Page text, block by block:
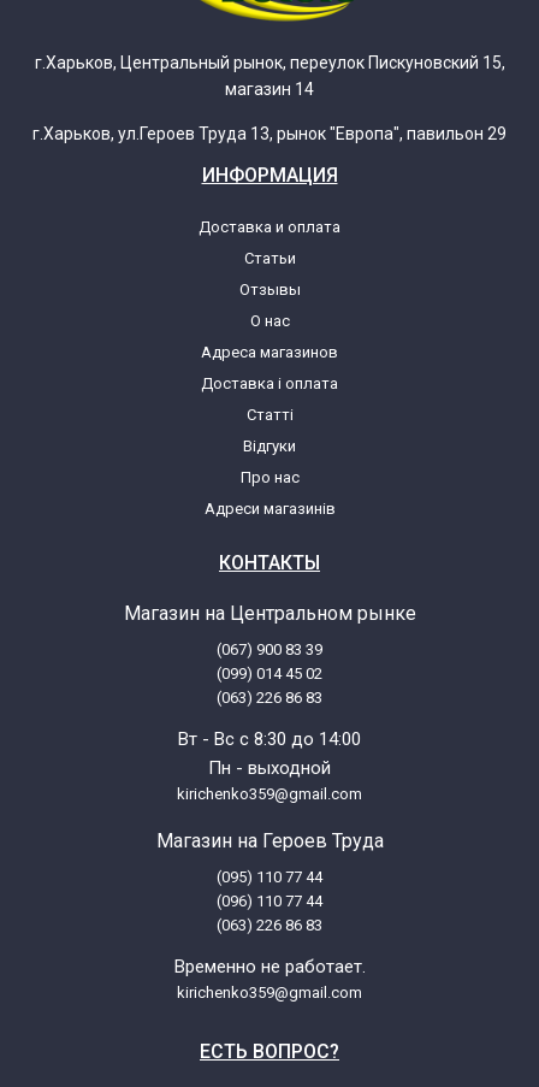
г.Харьков, Центральный рынок, переулок Пискуновский 15,
магазин 14
г.Харьков, ул.Героев Труда 13, рынок "Европа", павильон 29
ИНФОРМАЦИЯ
Доставка и оплата
Статьи
Отзывы
О нас
Адреса магазинов
Доставка і оплата
Статті
Відгуки
Про нас
Адреси магазинів
КОНТАКТЫ
Магазин на Центральном рынке
(067) 900 83 39
(099) 014 45 02
(063) 226 86 83
Вт - Вс с 8:30 до 14:00
Пн - выходной
kirichenko359@gmail.com
Магазин на Героев Труда
(095) 110 77 44
(096) 110 77 44
(063) 226 86 83
Временно не работает.
kirichenko359@gmail.com
ЕСТЬ ВОПРОС?